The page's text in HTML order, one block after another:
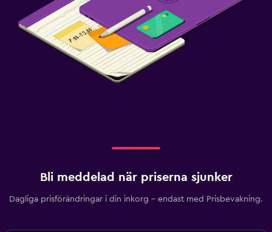
Bli meddelad när priserna sjunker
Dagliga prisförändringar i din inkorg – endast med Prisbevakning.